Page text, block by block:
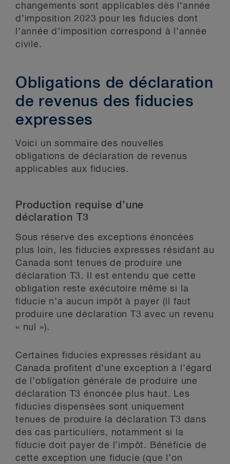
changements sont applicables dès l’année
d’imposition 2023 pour les fiducies dont
l’année d’imposition correspond à l’année
civile.
Obligations de déclaration
de revenus des fiducies
expresses
Voici un sommaire des nouvelles
obligations de déclaration de revenus
applicables aux fiducies.
Production requise d’une
déclaration T3
Sous réserve des exceptions énoncées
plus loin, les fiducies expresses résidant au
Canada sont tenues de produire une
déclaration T3. Il est entendu que cette
obligation reste exécutoire même si la
fiducie n’a aucun impôt à payer (il faut
produire une déclaration T3 avec un revenu
« nul »).
Certaines fiducies expresses résidant au
Canada profitent d’une exception à l’égard
de l’obligation générale de produire une
déclaration T3 énoncée plus haut. Les
fiducies dispensées sont uniquement
tenues de produire la déclaration T3 dans
des cas particuliers, notamment si la
fiducie doit payer de l’impôt. Bénéficie de
cette exception une fiducie (que l’on